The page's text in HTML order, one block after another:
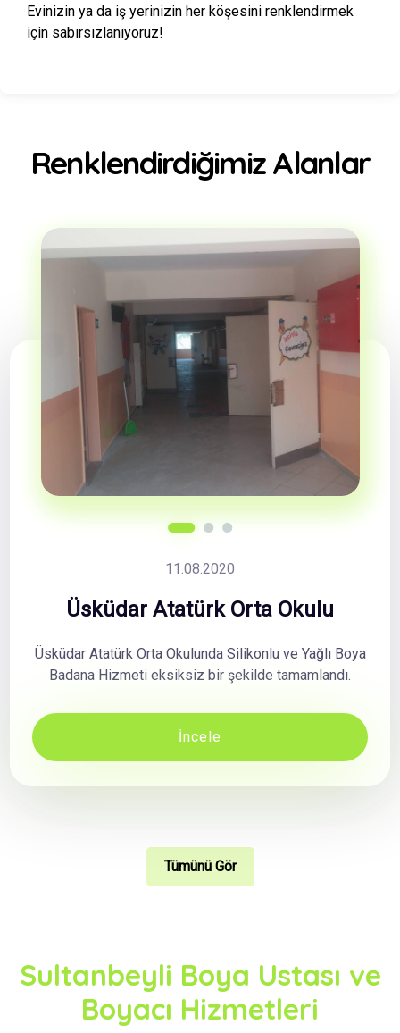
Evinizin ya da iş yerinizin her köşesini renklendirmek
için sabırsızlanıyoruz!
Renklendirdiğimiz Alanlar
11.08.2020
Üsküdar Atatürk Orta Okulu
Üsküdar Atatürk Orta Okulunda Silikonlu ve Yağlı Boya
Badana Hizmeti eksiksiz bir şekilde tamamlandı.
İncele
Tümünü Gör
Sultanbeyli Boya Ustası ve
Boyacı Hizmetleri